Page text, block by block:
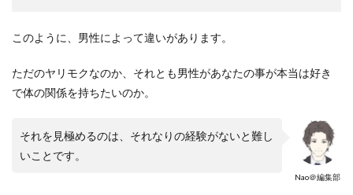
このように、男性によって違いがあります。
ただのヤリモクなのか、それとも男性があなたの事が本当は好き
で体の関係を持ちたいのか。
Nao＠編集部
それを見極めるのは、それなりの経験がないと難し
いことです。